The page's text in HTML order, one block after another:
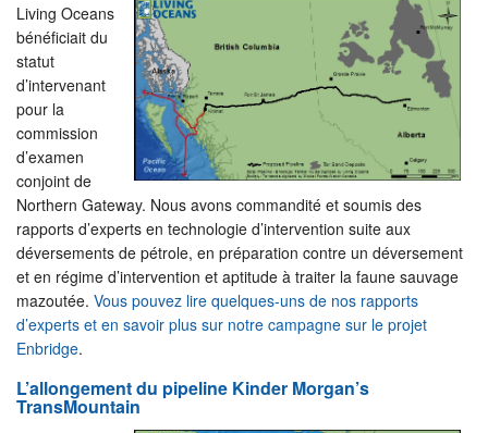
Living Oceans
bénéficiait du
statut
d’intervenant
pour la
commission
d’examen
conjoint de
Northern Gateway. Nous avons commandité et soumis des
rapports d’experts en technologie d’intervention suite aux
déversements de pétrole, en préparation contre un déversement
et en régime d’intervention et aptitude à traiter la faune sauvage
mazoutée. Vous pouvez lire quelques-uns de nos rapports
d’experts et en savoir plus sur notre campagne sur le projet
Enbridge.
L’allongement du pipeline Kinder Morgan’s
TransMountain